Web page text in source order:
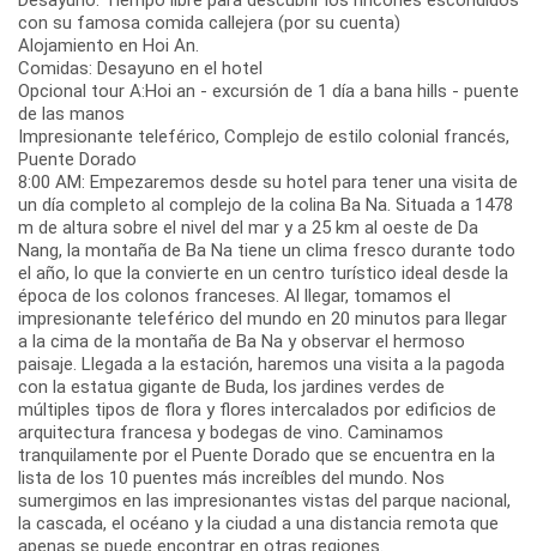
con su famosa comida callejera (por su cuenta)
Alojamiento en Hoi An.
Comidas: Desayuno en el hotel
Opcional tour A:Hoi an - excursión de 1 día a bana hills - puente
de las manos
Impresionante teleférico, Complejo de estilo colonial francés,
Puente Dorado
8:00 AM: Empezaremos desde su hotel para tener una visita de
un día completo al complejo de la colina Ba Na. Situada a 1478
m de altura sobre el nivel del mar y a 25 km al oeste de Da
Nang, la montaña de Ba Na tiene un clima fresco durante todo
el año, lo que la convierte en un centro turístico ideal desde la
época de los colonos franceses. Al llegar, tomamos el
impresionante teleférico del mundo en 20 minutos para llegar
a la cima de la montaña de Ba Na y observar el hermoso
paisaje. Llegada a la estación, haremos una visita a la pagoda
con la estatua gigante de Buda, los jardines verdes de
múltiples tipos de flora y flores intercalados por edificios de
arquitectura francesa y bodegas de vino. Caminamos
tranquilamente por el Puente Dorado que se encuentra en la
lista de los 10 puentes más increíbles del mundo. Nos
sumergimos en las impresionantes vistas del parque nacional,
la cascada, el océano y la ciudad a una distancia remota que
apenas se puede encontrar en otras regiones.